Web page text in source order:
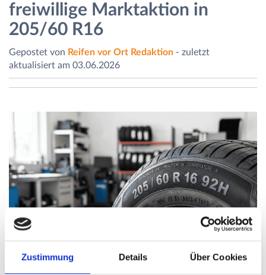
Zustimmung Details Über Cookies
freiwillige Marktaktion in
205/60 R16
Gepostet von Reifen vor Ort Redaktion - zuletzt
aktualisiert am 03.06.2026